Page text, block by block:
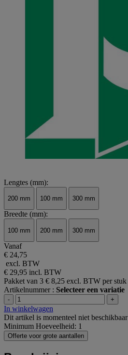
Lengtes (mm):
200 mm 100 mm 300 mm
Breedte (mm):
100 mm 200 mm 300 mm
Vanaf
€ 24,75
excl. BTW
€ 29,95 incl. BTW
Pakket van 3 € 8,25 excl. BTW per stuk
Artikelnummer : Selecteer een variatie
- +
In winkelwagen
Dit artikel is momenteel niet beschikbaar
Minimum Hoeveelheid: 1
Offerte voor grote aantallen